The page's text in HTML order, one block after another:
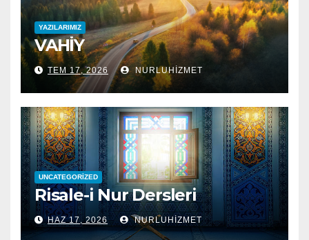
YAZILARIMIZ
VAHİY
TEM 17, 2026 NURLUHIZMET
UNCATEGORIZED
Risale-i Nur Dersleri
HAZ 17, 2026 NURLUHIZMET